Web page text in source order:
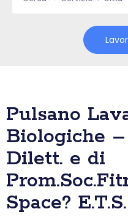
Pulsano
Biologiche
Dilett. e di
Space? E.T.S.